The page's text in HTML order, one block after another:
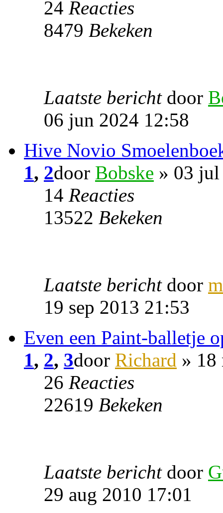
24 Reacties
8479 Bekeken
Laatste bericht door
06 jun 2024 12:58
Hive Novio
1, 2door Bobske » 03
14 Reacties
13522 Bekeken
Laatste bericht door
19 sep 2013 21:53
Even een Paint-balletje
1, 2, 3door Richard » 18
26 Reacties
22619 Bekeken
Laatste bericht door
29 aug 2010 17:01